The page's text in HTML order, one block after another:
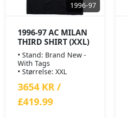
1996-97
1996-97 AC MILAN
THIRD SHIRT (XXL)
• Stand: Brand New -
With Tags
• Størrelse: XXL
3654 KR /
£419.99